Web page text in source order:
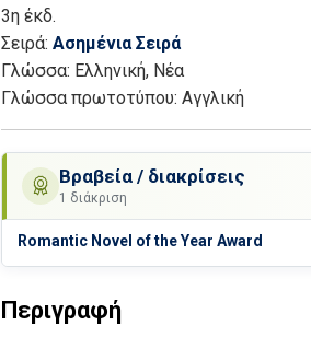
3η έκδ.
Σειρά: Ασημένια Σειρά
Γλώσσα: Ελληνική, Νέα
Γλώσσα πρωτοτύπου: Αγγλική
Βραβεία / διακρίσεις
1 διάκριση
Romantic Novel of the Year Award
Περιγραφή